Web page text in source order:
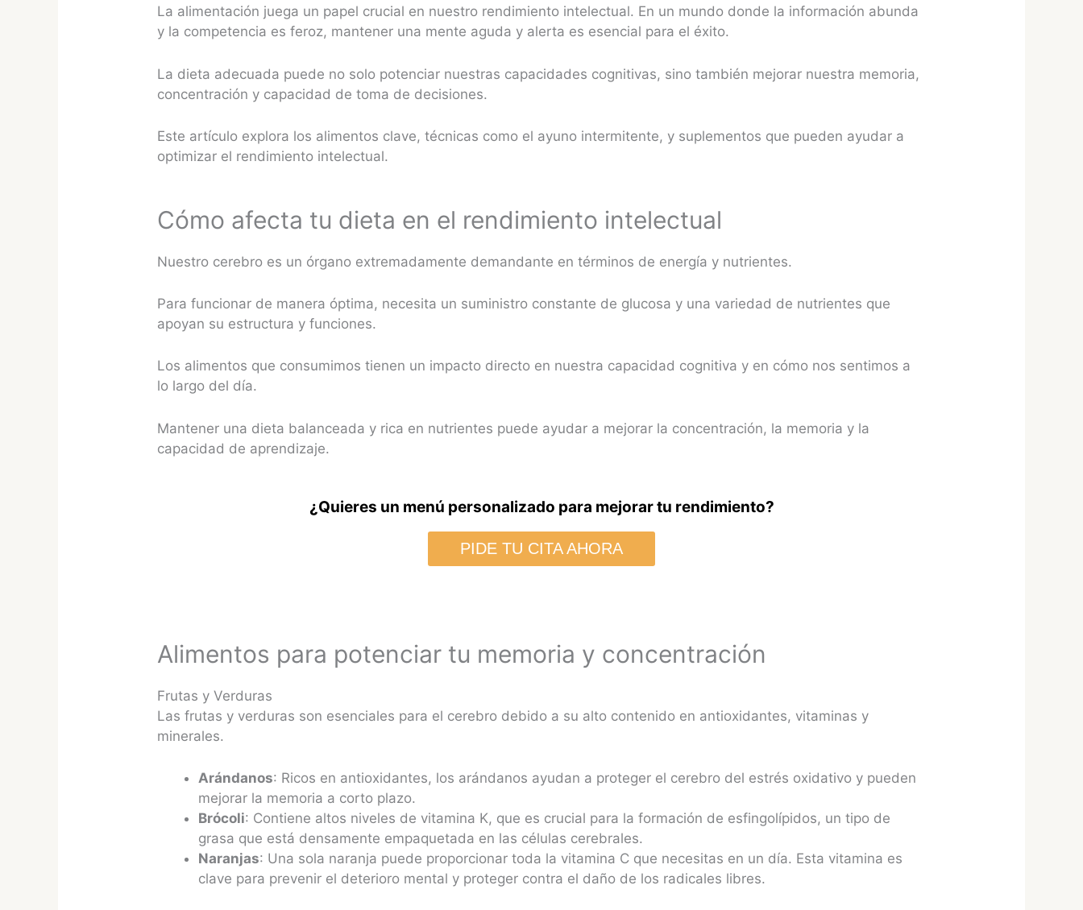
La alimentación juega un papel crucial en nuestro rendimiento intelectual. En un mundo donde la información abunda
y la competencia es feroz, mantener una mente aguda y alerta es esencial para el éxito.
La dieta adecuada puede no solo potenciar nuestras capacidades cognitivas, sino también mejorar nuestra memoria,
concentración y capacidad de toma de decisiones.
Este artículo explora los alimentos clave, técnicas como el ayuno intermitente, y suplementos que pueden ayudar a
optimizar el rendimiento intelectual.
Cómo afecta tu dieta en el rendimiento intelectual
Nuestro cerebro es un órgano extremadamente demandante en términos de energía y nutrientes.
Para funcionar de manera óptima, necesita un suministro constante de glucosa y una variedad de nutrientes que
apoyan su estructura y funciones.
Los alimentos que consumimos tienen un impacto directo en nuestra capacidad cognitiva y en cómo nos sentimos a
lo largo del día.
Mantener una dieta balanceada y rica en nutrientes puede ayudar a mejorar la concentración, la memoria y la
capacidad de aprendizaje.
¿Quieres un menú personalizado para mejorar tu rendimiento?
PIDE TU CITA AHORA
Alimentos para potenciar tu memoria y concentración
Frutas y Verduras
Las frutas y verduras son esenciales para el cerebro debido a su alto contenido en antioxidantes, vitaminas y
minerales.
Arándanos: Ricos en antioxidantes, los arándanos ayudan a proteger el cerebro del estrés oxidativo y pueden
mejorar la memoria a corto plazo.
Brócoli: Contiene altos niveles de vitamina K, que es crucial para la formación de esfingolípidos, un tipo de
grasa que está densamente empaquetada en las células cerebrales.
Naranjas: Una sola naranja puede proporcionar toda la vitamina C que necesitas en un día. Esta vitamina es
clave para prevenir el deterioro mental y proteger contra el daño de los radicales libres.